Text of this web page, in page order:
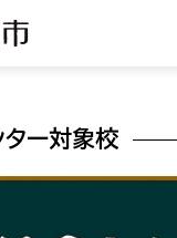
ー対象校